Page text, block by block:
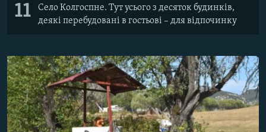
11
Село Колгоспне. Тут усього з десяток будинків,
деякі перебудовані в гостьові – для відпочинку